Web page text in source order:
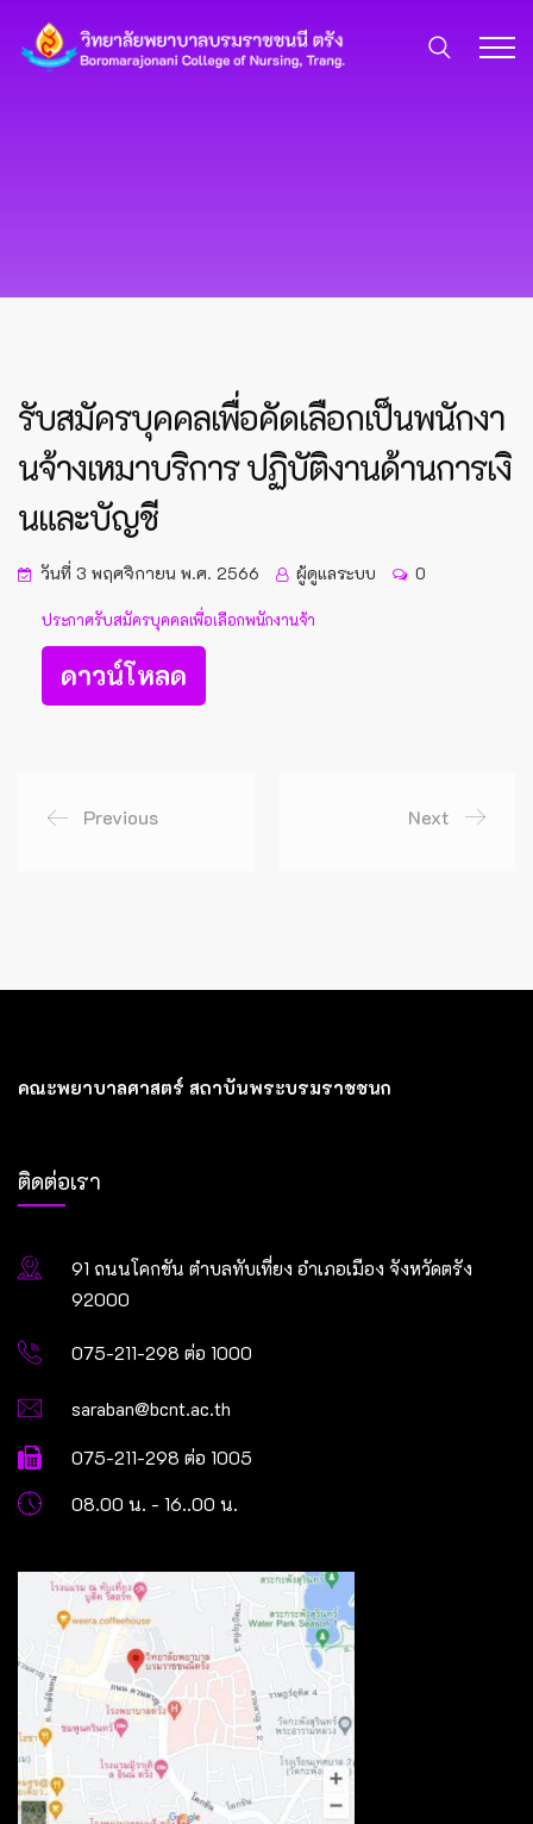
รับสมัครบุคคลเพื่อคัดเลือกเป็นพนักงา
นจ้างเหมาบริการ ปฏิบัติงานด้านการเงิ
นและบัญชี
วันที่ 3 พฤศจิกายน พ.ศ. 2566 ผู้ดูแลระบบ 0
ประกาศรับสมัครบุคคลเพื่อเลือกพนักงานจ้า
ดาวน์โหลด
Previous Next
คณะพยาบาลศาสตร์ สถาบันพระบรมราชชนก
ติดต่อเรา
91 ถนนโคกขัน ตำบลทับเที่ยง อำเภอเมือง จังหวัดตรัง
92000
075-211-298 ต่อ 1000
saraban@bcnt.ac.th
075-211-298 ต่อ 1005
08.00 น. - 16..00 น.